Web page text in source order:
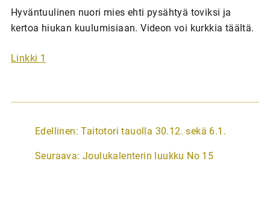
Hyväntuulinen nuori mies ehti pysähtyä toviksi ja
kertoa hiukan kuulumisiaan. Videon voi kurkkia täältä.
Linkki 1
A
t
Edellinen: Taitotori tauolla 30.12. sekä 6.1.
Seuraava: Joulukalenterin luukku No 15